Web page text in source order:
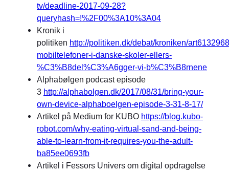
tv/deadline-2017-09-28?
queryhash=!%2F00%3A10%3A04
Kronik i
politiken http://politiken.dk/debat/kroniken/
mobiltelefoner-i-danske-skoler-ellers-
%C3%B8del%C3%A6gger-vi-b%C3%B8rnene
Alphabølgen podcast episode
3 http://alphabolgen.dk/2017/08/31/bring-your-
own-device-alphaboelgen-episode-3-31-8-17/
Artikel på Medium for KUBO https://blog.kubo-
robot.com/why-eating-virtual-sand-and-being-
able-to-learn-from-it-requires-you-the-adult-
ba85ee0693fb
Artikel i Fessors Univers om digital opdragelse